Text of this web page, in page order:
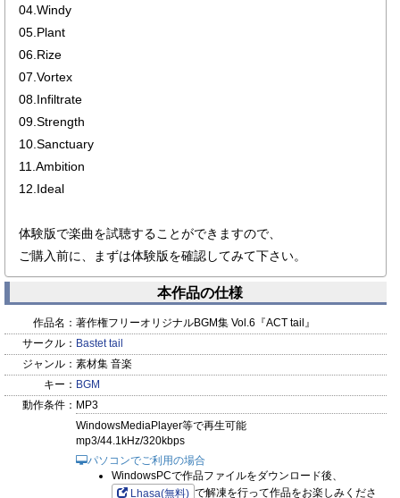
04.Windy
05.Plant
06.Rize
07.Vortex
08.Infiltrate
09.Strength
10.Sanctuary
11.Ambition
12.Ideal
体験版で楽曲を試聴することができますので、
ご購入前に、まずは体験版を確認してみて下さい。
本作品の仕様
作品名： 著作権フリーオリジナルBGM集 Vol.6『ACT tail』
サークル： Bastet tail
ジャンル： 素材集 音楽
キー： BGM
動作条件： MP3
WindowsMediaPlayer等で再生可能
mp3/44.1kHz/320kbps
パソコンでご利用の場合
WindowsPCで作品ファイルをダウンロード後、
Lhasa(無料) で解凍を行って作品をお楽しみくださ